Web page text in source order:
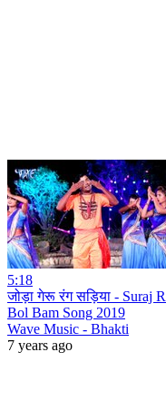
5:18
जोड़ा गेरू रंग सड़िया - Suraj
Bol Bam Song 2019
Wave Music - Bhakti
7 years ago